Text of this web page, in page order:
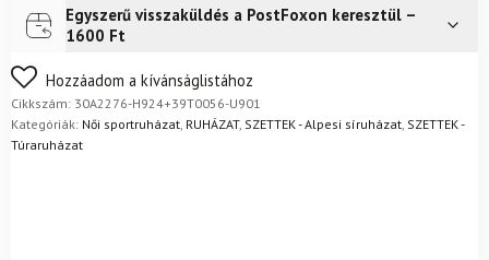
PrimaLoft
nadrág
Futár a címreIngyenes
FoxPost
Egyszerű visszaküldés a PostFoxon keresztül –
1600 Ft
Nem biztos a választásában? Semmi gond – a terméket
egyszerűen visszaküldheti 14 napon belül, indoklás nélkül.
Mik a visszaküldés feltételei?
Hozzáadom a kívánságlistához
Cikkszám: 30A2276-H924+39T0056-U901
Kategóriák: Női sportruházat, RUHÁZAT, SZETTEK - Alpesi síruházat, SZETTEK -
Túraruházat